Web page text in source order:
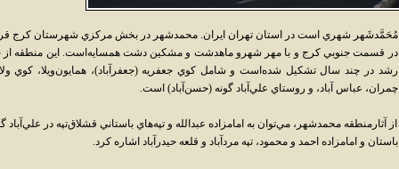
مُحَمَّدشَهر شهري است در استان تهران ايران. محمدشهر در بخش مرکزي شهرستان کرج
در قسمت جنوبي کرج و با مهر شهرو ماهدشت و مشکين دشت همسايه‌است. اين منطقه از
رشد در چند سال تشکيل شده‌است و شامل کوي جعفريه (جعفرآباد)، همايون‌ويلا، کوي
چمران، عباس آباد، و روستاي علي‌آباد گونه (حسن‌آباد) است.
از آثارمنطقه محمدشهر، مي‌توان به امامزاده عبدالله و تپه‌هاي باستاني قشلاق‌تپه در علي‌آباد
باستان و امامزاده احمد و محمود، تپه مردآباد و قلعه حيدرآباد اشاره کرد.